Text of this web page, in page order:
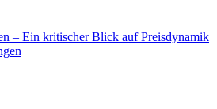
– Ein kritischer Blick auf Preisdynamik